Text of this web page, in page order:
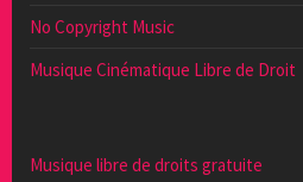
No Copyright Music
Musique Cinématique Libre de Droit
Musique libre de droits gratuite